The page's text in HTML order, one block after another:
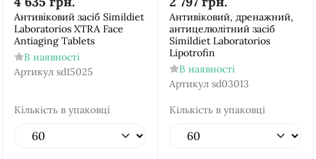
Антивіковий засіб Simildiet
Laboratorios XTRA Face
Antiaging Tablets
В наявності
Артикул sd15025
Кількість в упаковці
Антивіковий, дренажний,
антицелюлітний засіб
Simildiet Laboratorios
Lipotrofin
В наявності
Артикул sd03013
Кількість в упаковці